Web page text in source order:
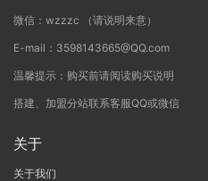
微信：wzzzc （请说明来意）
E-mail：3598143665@QQ.com
温馨提示：购买前请阅读购买说明
搭建、加盟分站联系客服QQ或微信
关于
关于我们